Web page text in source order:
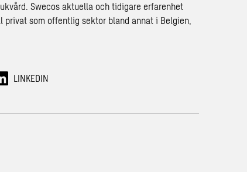
Swecos aktuella och tidigare erfarenhet
som offentlig sektor bland annat i Belgien,
LINKEDIN